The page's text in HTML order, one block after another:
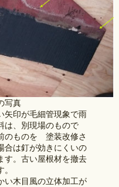
写真
矢印が毛細管現象で雨
は、別現場のもので
のものを 塗装改修さ
合は釘が効きにくいの
す。古い屋根材を撤去
木目風の立体加工が